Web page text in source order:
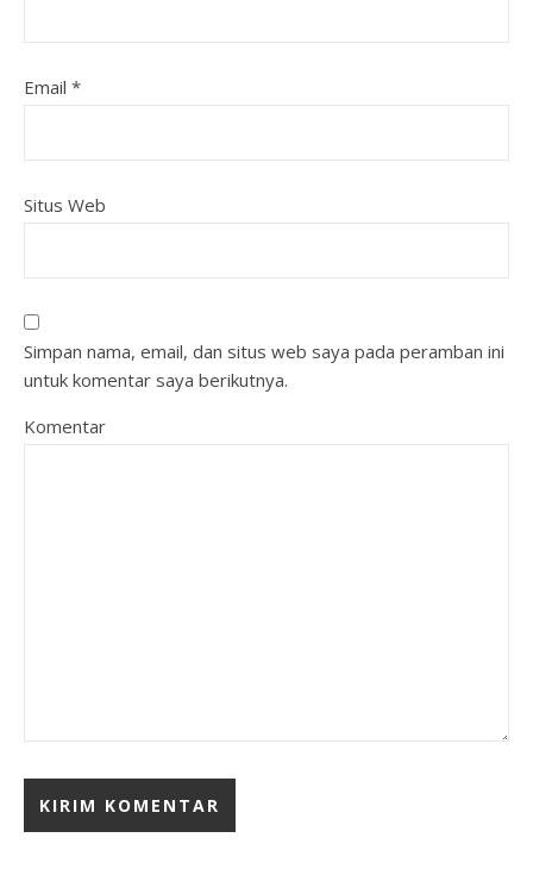
Email *
Situs Web
Simpan nama, email, dan situs web saya pada peramban ini
untuk komentar saya berikutnya.
Komentar